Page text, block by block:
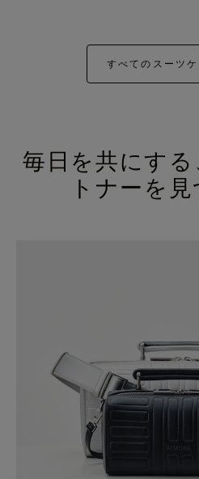
すべてのスーツ
毎日を共にす
トナーを